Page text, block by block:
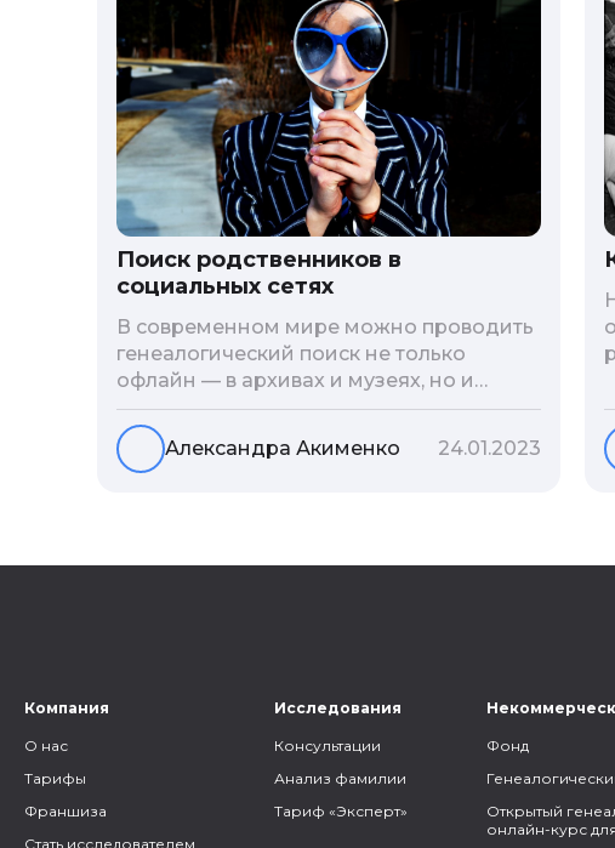
Поиск родственников в
социальных сетях
В современном мире можно проводить
генеалогический поиск не только
офлайн — в архивах и музеях, но и
воспользоваться интернетом. Сегодня
мы расскажем вам как и в каких
социальных сетях можно провести
то, как грамотно построить с ними
Александра Акименко 24.01.2023
Компания
О нас
Тарифы
Франшиза
Стать исследователем
Исследования
Консультации
Анализ фамилии
Тариф «Эксперт»
Фонд
Открытый
онлайн-курс